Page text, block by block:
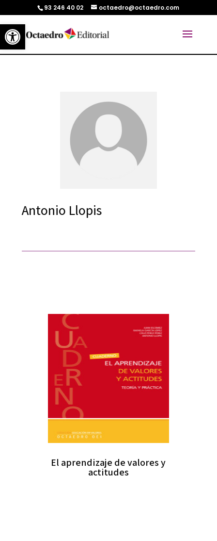
Abrir barra de herramientas
93 246 40 02 octaedro@octaedro.com
Antonio Llopis
El aprendizaje de valores y
actitudes